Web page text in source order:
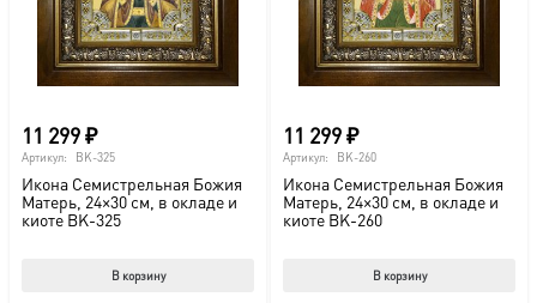
11 299₽
Артикул: BK-325
Икона Семистрельная Божия
Матерь, 24×30 см, в окладе и
киоте BK-325
В корзину
11 299₽
Артикул: BK-260
Икона Семистрельная Божия
Матерь, 24×30 см, в окладе и
киоте BK-260
В корзину